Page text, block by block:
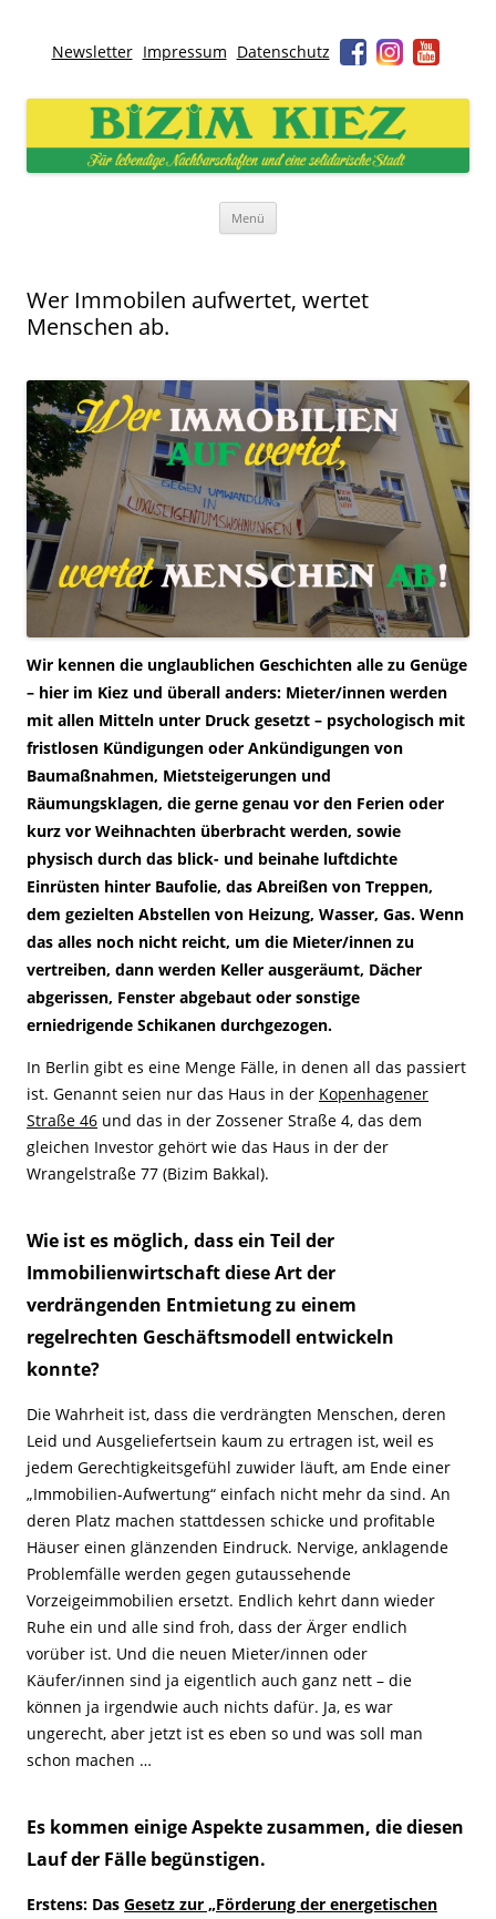
Newsletter Impressum Datenschutz
Bizim Kiez – Unser Kiez
Für lebendige Nachbarschaften und eine solidarische Stadt
Menü
Wer Immobilen aufwertet, wertet
Menschen ab.
Wir kennen die unglaublichen Geschichten alle zu Genüge
– hier im Kiez und überall anders: Mieter/innen werden
mit allen Mitteln unter Druck gesetzt – psychologisch mit
fristlosen Kündigungen oder Ankündigungen von
Baumaßnahmen, Mietsteigerungen und
Räumungsklagen, die gerne genau vor den Ferien oder
kurz vor Weihnachten überbracht werden, sowie
physisch durch das blick- und beinahe luftdichte
Einrüsten hinter Baufolie, das Abreißen von Treppen,
dem gezielten Abstellen von Heizung, Wasser, Gas. Wenn
das alles noch nicht reicht, um die Mieter/innen zu
vertreiben, dann werden Keller ausgeräumt, Dächer
abgerissen, Fenster abgebaut oder sonstige
erniedrigende Schikanen durchgezogen.
In Berlin gibt es eine Menge Fälle, in denen all das passiert
ist. Genannt seien nur das Haus in der Kopenhagener
Straße 46 und das in der Zossener Straße 4, das dem
gleichen Investor gehört wie das Haus in der der
Wrangelstraße 77 (Bizim Bakkal).
Wie ist es möglich, dass ein Teil der
Immobilienwirtschaft diese Art der
verdrängenden Entmietung zu einem
regelrechten Geschäftsmodell entwickeln
konnte?
Die Wahrheit ist, dass die verdrängten Menschen, deren
Leid und Ausgeliefertsein kaum zu ertragen ist, weil es
jedem Gerechtigkeitsgefühl zuwider läuft, am Ende einer
„Immobilien-Aufwertung“ einfach nicht mehr da sind. An
deren Platz machen stattdessen schicke und profitable
Häuser einen glänzenden Eindruck. Nervige, anklagende
Problemfälle werden gegen gutaussehende
Vorzeigeimmobilien ersetzt. Endlich kehrt dann wieder
Ruhe ein und alle sind froh, dass der Ärger endlich
vorüber ist. Und die neuen Mieter/innen oder
Käufer/innen sind ja eigentlich auch ganz nett – die
können ja irgendwie auch nichts dafür. Ja, es war
ungerecht, aber jetzt ist es eben so und was soll man
schon machen …
Es kommen einige Aspekte zusammen, die diesen
Lauf der Fälle begünstigen.
Erstens: Das Gesetz zur „Förderung der energetischen